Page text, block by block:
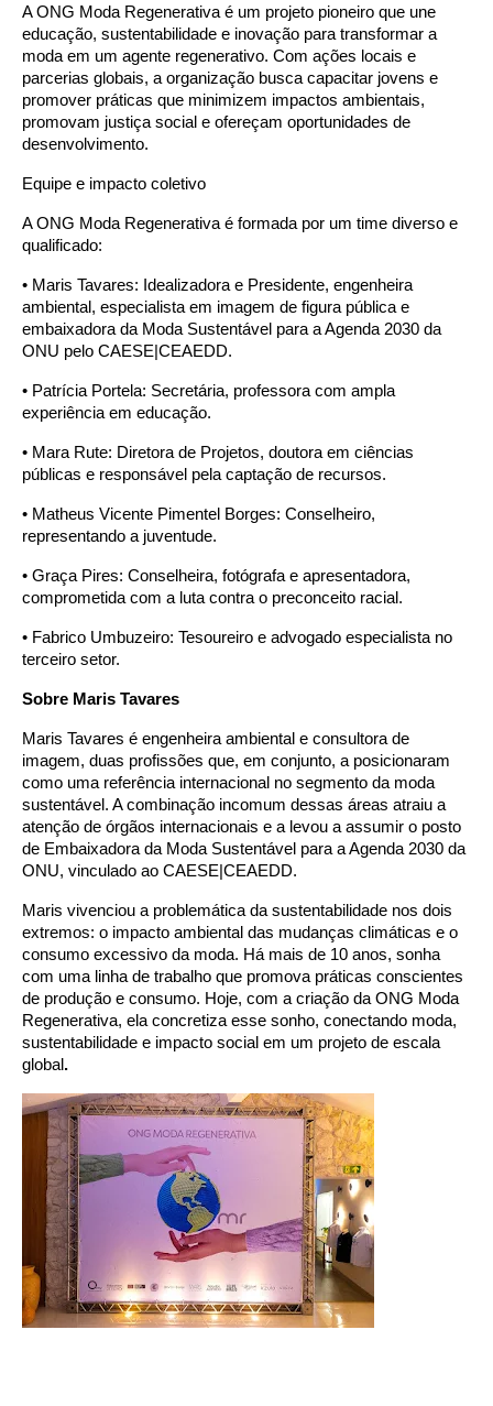
A ONG Moda Regenerativa é um projeto pioneiro que une
educação, sustentabilidade e inovação para transformar a
moda em um agente regenerativo. Com ações locais e
parcerias globais, a organização busca capacitar jovens e
promover práticas que minimizem impactos ambientais,
promovam justiça social e ofereçam oportunidades de
desenvolvimento.
Equipe e impacto coletivo
A ONG Moda Regenerativa é formada por um time diverso e
qualificado:
• Maris Tavares: Idealizadora e Presidente, engenheira
ambiental, especialista em imagem de figura pública e
embaixadora da Moda Sustentável para a Agenda 2030 da
ONU pelo CAESE|CEAEDD.
• Patrícia Portela: Secretária, professora com ampla
experiência em educação.
• Mara Rute: Diretora de Projetos, doutora em ciências
públicas e responsável pela captação de recursos.
• Matheus Vicente Pimentel Borges: Conselheiro,
representando a juventude.
• Graça Pires: Conselheira, fotógrafa e apresentadora,
comprometida com a luta contra o preconceito racial.
• Fabrico Umbuzeiro: Tesoureiro e advogado especialista no
terceiro setor.
Sobre Maris Tavares
Maris Tavares é engenheira ambiental e consultora de
imagem, duas profissões que, em conjunto, a posicionaram
como uma referência internacional no segmento da moda
sustentável. A combinação incomum dessas áreas atraiu a
atenção de órgãos internacionais e a levou a assumir o posto
de Embaixadora da Moda Sustentável para a Agenda 2030 da
ONU, vinculado ao CAESE|CEAEDD.
Maris vivenciou a problemática da sustentabilidade nos dois
extremos: o impacto ambiental das mudanças climáticas e o
consumo excessivo da moda. Há mais de 10 anos, sonha
com uma linha de trabalho que promova práticas conscientes
de produção e consumo. Hoje, com a criação da ONG Moda
Regenerativa, ela concretiza esse sonho, conectando moda,
sustentabilidade e impacto social em um projeto de escala
global .